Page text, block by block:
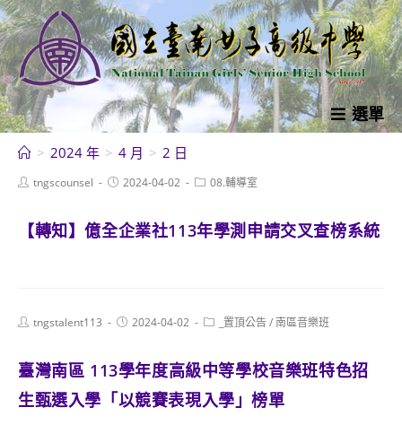
跳
轉
至
主
要
內
選單
> 2024 年 > 4 月 > 2 日
Posttngscounsel
Post2024-04-02
Post08.輔導室
【轉知】億全企業社113年學測申請交叉查榜系統
Posttngstalent113
Post2024-04-02
Post _置頂公告/南區音樂班
臺灣南區 113學年度高級中等學校音樂班特色招
生甄選入學「以競賽表現入學」榜單